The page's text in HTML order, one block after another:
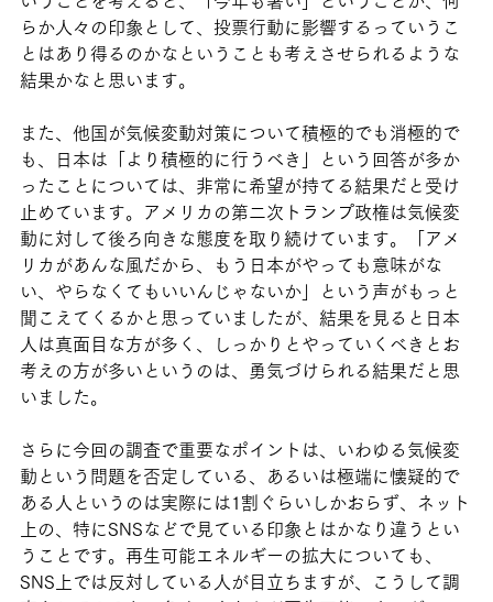
らか人々の印象として、投票行動に影響するっていうこ
とはあり得るのかなということも考えさせられるような
結果かなと思います。
また、他国が気候変動対策について積極的でも消極的で
も、日本は「より積極的に行うべき」という回答が多か
ったことについては、非常に希望が持てる結果だと受け
止めています。アメリカの第二次トランプ政権は気候変
動に対して後ろ向きな態度を取り続けています。「アメ
リカがあんな風だから、もう日本がやっても意味がな
い、やらなくてもいいんじゃないか」という声がもっと
聞こえてくるかと思っていましたが、結果を見ると日本
人は真面目な方が多く、しっかりとやっていくべきとお
考えの方が多いというのは、勇気づけられる結果だと思
いました。
さらに今回の調査で重要なポイントは、いわゆる気候変
動という問題を否定している、あるいは極端に懐疑的で
ある人というのは実際には1割ぐらいしかおらず、ネット
上の、特にSNSなどで見ている印象とはかなり違うとい
うことです。再生可能エネルギーの拡大についても、
SNS上では反対している人が目立ちますが、こうして調